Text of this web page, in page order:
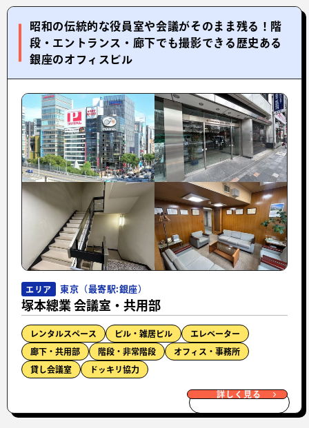
昭和の伝統的な役員室や会議がそのまま残る！階
段・エントランス・廊下でも撮影できる歴史ある
銀座のオフィスビル
エリア 東京（最寄駅:銀座）
塚本總業 会議室・共用部
レンタルスペース ビル・雑居ビル エレベーター
廊下・共用部 階段・非常階段 オフィス・事務所
貸し会議室 ドッキリ協力
詳しく見る